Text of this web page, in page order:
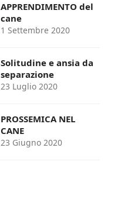
APPRENDIMENTO del
cane
1 Settembre 2020
Solitudine e ansia da
separazione
23 Luglio 2020
PROSSEMICA NEL
CANE
23 Giugno 2020